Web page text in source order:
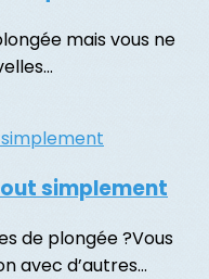
mais vous ne
simplement
de plongée ?Vous
avec d’autres...